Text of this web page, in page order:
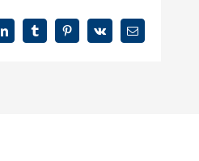
LinkedInTumblrPinterest
Vk
E-
Mail